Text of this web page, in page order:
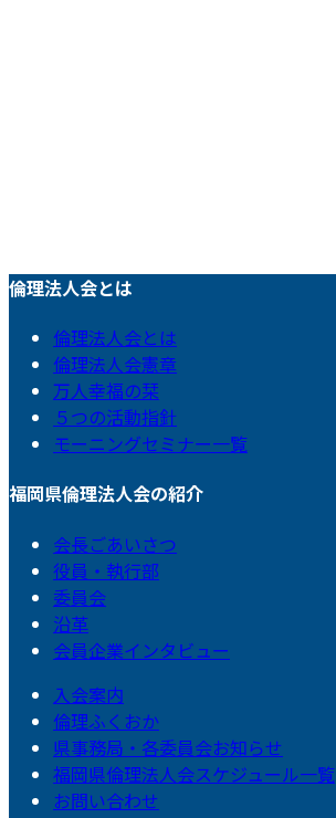
倫理法人会とは
倫理法人会とは
倫理法人会憲章
万人幸福の栞
５つの活動指針
モーニングセミナー一覧
福岡県倫理法人会の紹介
会長ごあいさつ
役員・執行部
委員会
沿革
会員企業インタビュー
入会案内
倫理ふくおか
県事務局・各委員会お知らせ
福岡県倫理法人会スケジュール一覧
お問い合わせ